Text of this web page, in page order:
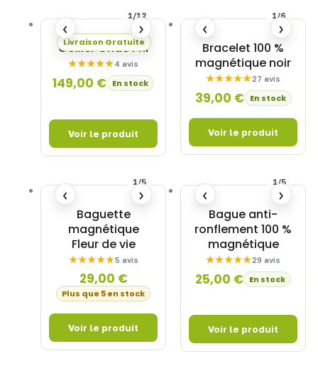
Collier Onde Phi
4 avis
149,00 € En stock
Livraison Gratuite
‹ ›
1/12
Bracelet 100 %
magnétique noir
27 avis
39,00 € En stock
‹ ›
1/6
Baguette
magnétique
Fleur de vie
5 avis
29,00 €
Plus que 5 en stock
‹ ›
1/5
Bague anti-
ronflement 100 %
magnétique
29 avis
25,00 € En stock
‹ ›
1/5